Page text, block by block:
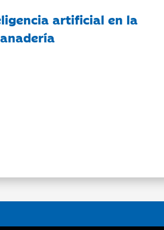
artificial en la